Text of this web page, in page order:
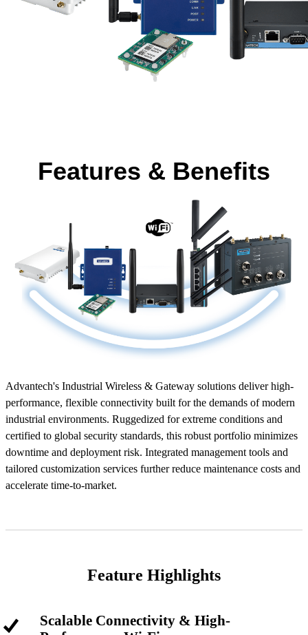
Features & Benefits
Advantech's Industrial Wireless & Gateway solutions deliver high-
performance, flexible connectivity built for the demands of modern
industrial environments. Ruggedized for extreme conditions and
certified to global security standards, this robust portfolio minimizes
downtime and deployment risk. Integrated management tools and
tailored customization services further reduce maintenance costs and
accelerate time-to-market.
Feature Highlights
Scalable Connectivity & High-